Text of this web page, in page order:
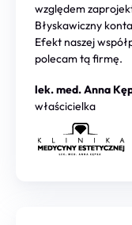
względem
Błyskawiczny
Efekt naszej
polecam tą firmę.
lek. med. Anna
właścicielka